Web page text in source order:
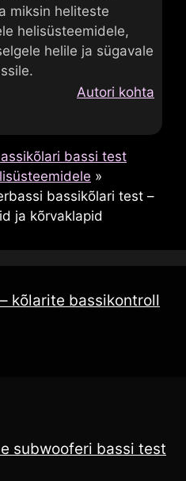
miksin heliteste
helisüsteemidele,
helile ja sügavale
Autori kohta
bassi test
»
bassikõlari test –
ja kõrvaklapid
kõlarite bassikontroll
subwooferi bassi test